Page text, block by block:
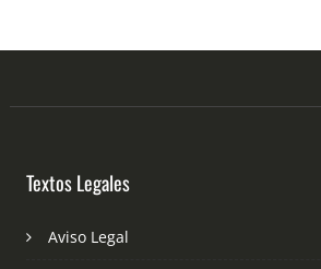
Textos Legales
Aviso Legal